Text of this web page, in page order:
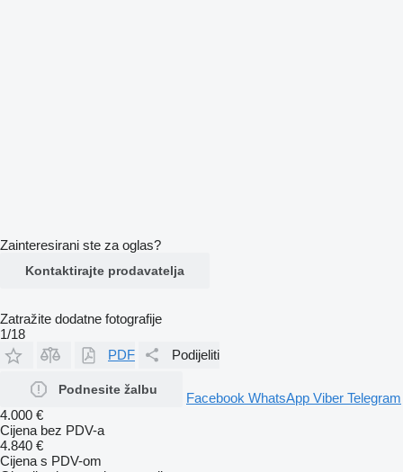
Zainteresirani ste za oglas?
Kontaktirajte prodavatelja
Zatražite dodatne fotografije
1/18
PDF
Podijeliti
Podnesite žalbu
Facebook WhatsApp Viber Telegram
4.000 €
Cijena bez PDV-a
4.840 €
Cijena s PDV-om